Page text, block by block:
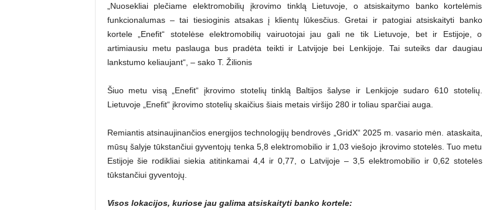
„Nuosekliai plečiame elektromobilių įkrovimo tinklą Lietuvoje, o atsiskaitymo banko kortelėmis
funkcionalumas – tai tiesioginis atsakas į klientų lūkesčius. Gretai ir patogiai atsiskaityti banko
kortele „Enefit“ stotelėse elektromobilių vairuotojai jau gali ne tik Lietuvoje, bet ir Estijoje, o
artimiausiu metu paslauga bus pradėta teikti ir Latvijoje bei Lenkijoje. Tai suteiks dar daugiau
lankstumo keliaujant“, – sako T. Žilionis
Šiuo metu visą „Enefit“ įkrovimo stotelių tinklą Baltijos šalyse ir Lenkijoje sudaro 610 stotelių.
Lietuvoje „Enefit“ įkrovimo stotelių skaičius šiais metais viršijo 280 ir toliau sparčiai auga.
Remiantis atsinaujinančios energijos technologijų bendrovės „GridX“ 2025 m. vasario mėn. ataskaita,
mūsų šalyje tūkstančiui gyventojų tenka 5,8 elektromobilio ir 1,03 viešojo įkrovimo stotelės. Tuo metu
Estijoje šie rodikliai siekia atitinkamai 4,4 ir 0,77, o Latvijoje – 3,5 elektromobilio ir 0,62 stotelės
tūkstančiui gyventojų.
Visos lokacijos, kuriose jau galima atsiskaityti banko kortele: